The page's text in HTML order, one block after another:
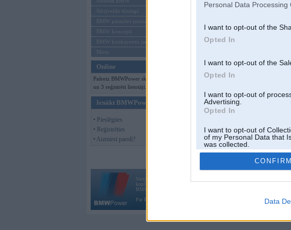
Personal Data Processing
I want to opt-out of the
Opted In
I want to opt-out of the
Opted In
I want to opt-out of
Advertising.
Opted In
I want to opt-out of
of my Personal Data that
was collected.
Opted Out
CONFIRM
Data
Sērijveida tūnings
BMW pasaules jaunumi
BMW koncepti
BMW konkurentu jaunumi
Moto
Online
Pašreiz BMWPower skatās 66 viesi
un 3 reģistrēti lietotāji.
Ienākt BMWPower
• Pieslēgties
• Reģistrēties
• Aizmirsi paroli?
Vortāls BMWPower.lv darbojas
kopš 2002. gada 14. maija. Tas nav auto klubs un nav saistīts ar
BMW AG.
Par BMWPower